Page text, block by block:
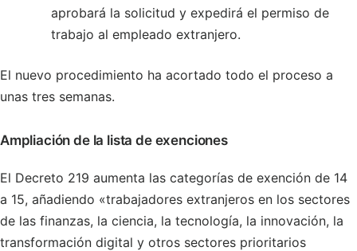
aprobará la solicitud y expedirá el permiso de
trabajo al empleado extranjero.
El nuevo procedimiento ha acortado todo el proceso a
unas tres semanas.
Ampliación de la lista de exenciones
El Decreto 219 aumenta las categorías de exención de 14
a 15, añadiendo «trabajadores extranjeros en los sectores
de las finanzas, la ciencia, la tecnología, la innovación, la
transformación digital y otros sectores prioritarios